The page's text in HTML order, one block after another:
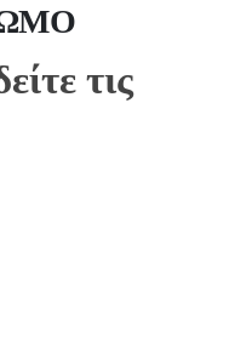
τις